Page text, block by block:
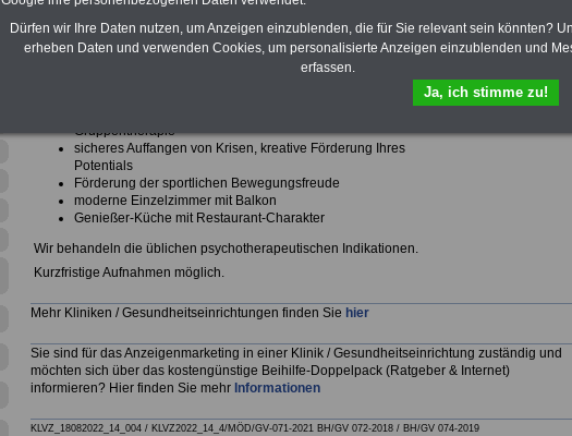
.
Gruppentherapie
sicheres Auffangen von Krisen, kreative Förderung Ihres
Potentials
Förderung der sportlichen Bewegungsfreude
moderne Einzelzimmer mit Balkon
Genießer-Küche mit Restaurant-Charakter
Wir behandeln die üblichen psychotherapeutischen Indikationen.
Kurzfristige Aufnahmen möglich.
Mehr Kliniken / Gesundheitseinrichtungen finden Sie hier
Sie sind für das Anzeigenmarketing in einer Klinik / Gesundheitseinrichtung zuständig und
möchten sich über das kostengünstige Beihilfe-Doppelpack (Ratgeber & Internet)
informieren? Hier finden Sie mehr Informationen
KLVZ_18082022_14_004 / KLVZ2022_14_4/MÖD/GV-071-2021 BH/GV 072-2018/ BH/GV 074-2019
Dürfen wir Ihre Daten nutzen, um Anzeigen einzublenden, die für Sie relevant sein könnten?
erheben Daten und verwenden Cookies, um personalisierte Anzeigen einzublenden und
erfassen.
Ja, ich stimme zu!